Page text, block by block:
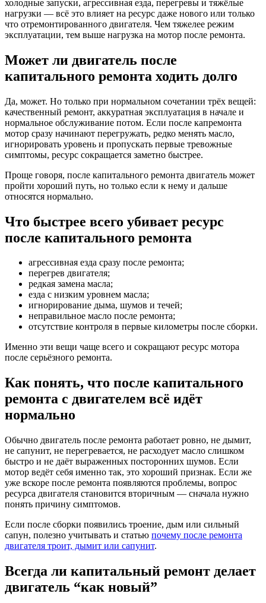
холодные запуски, агрессивная езда, перегревы и тяжёлые
нагрузки — всё это влияет на ресурс даже нового или только
что отремонтированного двигателя. Чем тяжелее режим
эксплуатации, тем выше нагрузка на мотор после ремонта.
Может ли двигатель после
капитального ремонта ходить долго
Да, может. Но только при нормальном сочетании трёх вещей:
качественный ремонт, аккуратная эксплуатация в начале и
нормальное обслуживание потом. Если после капремонта
мотор сразу начинают перегружать, редко менять масло,
игнорировать уровень и пропускать первые тревожные
симптомы, ресурс сокращается заметно быстрее.
Проще говоря, после капитального ремонта двигатель может
пройти хороший путь, но только если к нему и дальше
относятся нормально.
Что быстрее всего убивает ресурс
после капитального ремонта
агрессивная езда сразу после ремонта;
перегрев двигателя;
редкая замена масла;
езда с низким уровнем масла;
игнорирование дыма, шумов и течей;
неправильное масло после ремонта;
отсутствие контроля в первые километры после сборки.
Именно эти вещи чаще всего и сокращают ресурс мотора
после серьёзного ремонта.
Как понять, что после капитального
ремонта с двигателем всё идёт
нормально
Обычно двигатель после ремонта работает ровно, не дымит,
не сапунит, не перегревается, не расходует масло слишком
быстро и не даёт выраженных посторонних шумов. Если
мотор ведёт себя именно так, это хороший признак. Если же
уже вскоре после ремонта появляются проблемы, вопрос
ресурса двигателя становится вторичным — сначала нужно
понять причину симптомов.
Если после сборки появились троение, дым или сильный
сапун, полезно учитывать и статью почему после ремонта
двигателя троит, дымит или сапунит.
Всегда ли капитальный ремонт делает
двигатель “как новый”